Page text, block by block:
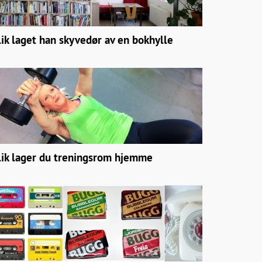
laget han skyvedør av en bokhylle
lager du treningsrom hjemme